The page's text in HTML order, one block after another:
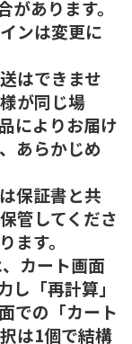
あります。
ンは変更に
はできませ
が同じ場
によりお届け
あらかじめ
保証書と共
管してくださ
ます。
カート画面
「再計算」
での「カート
は1個で結構